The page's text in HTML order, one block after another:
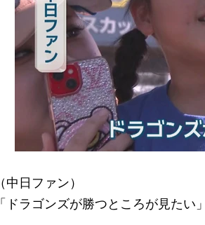
（中日ファン）
「ドラゴンズが勝つところが見たい